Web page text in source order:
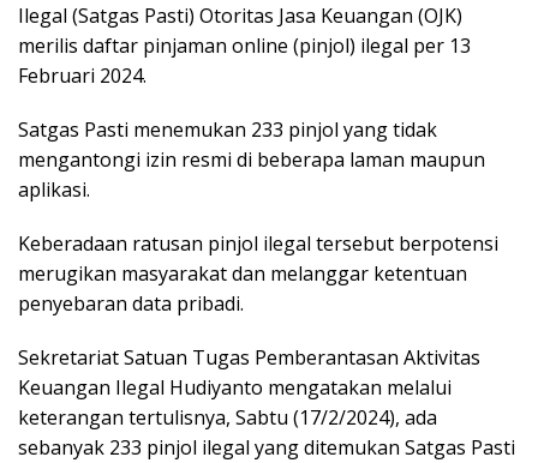
Ilegal (Satgas Pasti) Otoritas Jasa Keuangan (OJK)
merilis daftar pinjaman online (pinjol) ilegal per 13
Februari 2024.
Satgas Pasti menemukan 233 pinjol yang tidak
mengantongi izin resmi di beberapa laman maupun
aplikasi.
Keberadaan ratusan pinjol ilegal tersebut berpotensi
merugikan masyarakat dan melanggar ketentuan
penyebaran data pribadi.
Sekretariat Satuan Tugas Pemberantasan Aktivitas
Keuangan Ilegal Hudiyanto mengatakan melalui
keterangan tertulisnya, Sabtu (17/2/2024), ada
sebanyak 233 pinjol ilegal yang ditemukan Satgas Pasti